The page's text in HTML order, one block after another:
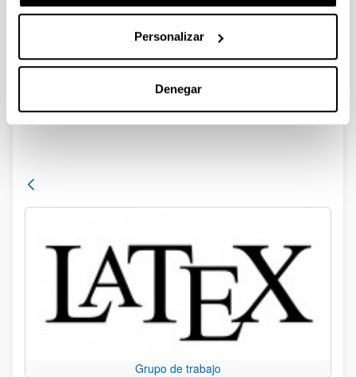
Personalizar
Denegar
¡ITSAS tiene nueva página web!
Grupo de trabajo